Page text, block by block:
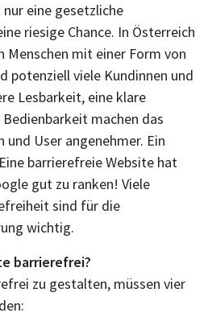
eine gesetzliche
riesige Chance. In Österreich
Menschen mit einer Form von
potenziell viele Kundinnen und
Lesbarkeit, eine klare
machen das
User angenehmer. Ein
barrierefreie Website hat
gut zu ranken! Viele
sind für die
wichtig.
barrierefrei?
zu gestalten, müssen vier